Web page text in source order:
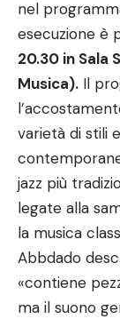
nel
esecuzione è
20.30 in Sala
Musica). Il
varietà di stili
jazz più
legate alla
la musica
Abbdado
«contiene
ma il suono